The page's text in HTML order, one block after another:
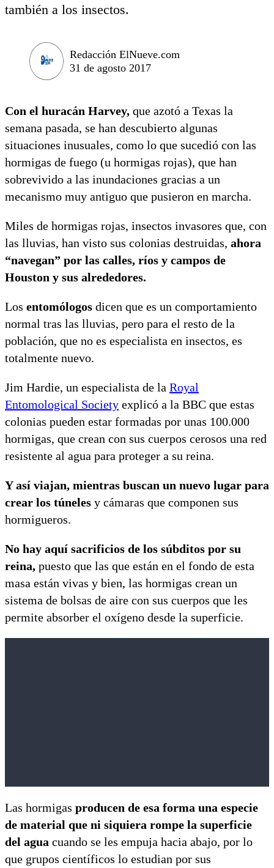
también a los insectos.
Redacción ElNueve.com
31 de agosto 2017
Con el huracán Harvey, que azotó a Texas la
semana pasada, se han descubierto algunas
situaciones inusuales, como lo que sucedió con las
hormigas de fuego (u hormigas rojas), que han
sobrevivido a las inundaciones gracias a un
mecanismo muy antiguo que pusieron en marcha.
Miles de hormigas rojas, insectos invasores que, con
las lluvias, han visto sus colonias destruidas, ahora
“navegan” por las calles, ríos y campos de
Houston y sus alrededores.
Los entomólogos dicen que es un comportamiento
normal tras las lluvias, pero para el resto de la
población, que no es especialista en insectos, es
totalmente nuevo.
Jim Hardie, un especialista de la Royal
Entomological Society explicó a la BBC que estas
colonias pueden estar formadas por unas 100.000
hormigas, que crean con sus cuerpos cerosos una red
resistente al agua para proteger a su reina.
Y así viajan, mientras buscan un nuevo lugar para
crear los túneles y cámaras que componen sus
hormigueros.
No hay aquí sacrificios de los súbditos por su
reina, puesto que las que están en el fondo de esta
masa están vivas y bien, las hormigas crean un
sistema de bolsas de aire con sus cuerpos que les
permite absorber el oxígeno desde la superficie.
Las hormigas producen de esa forma una especie
de material que ni siquiera rompe la superficie
del agua cuando se les empuja hacia abajo, por lo
que grupos científicos lo estudian por sus